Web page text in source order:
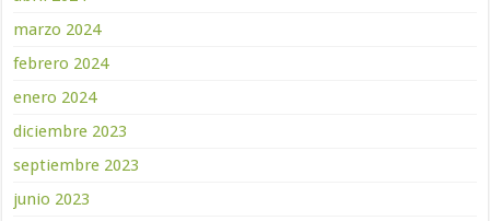
marzo 2024
febrero 2024
enero 2024
diciembre 2023
septiembre 2023
junio 2023